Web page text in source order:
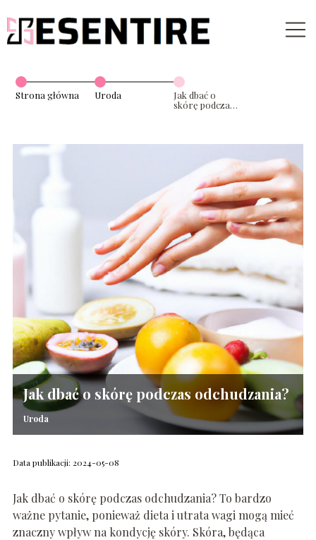
Strona główna Uroda
Jak dbać o
skórę podczas
Jak dbać o skórę podczas odchudzania?
Uroda
Data publikacji: 2024-05-08
Jak dbać o skórę podczas odchudzania? To bardzo
ważne pytanie, ponieważ dieta i utrata wagi mogą mieć
znaczny wpływ na kondycję skóry. Skóra, będąca